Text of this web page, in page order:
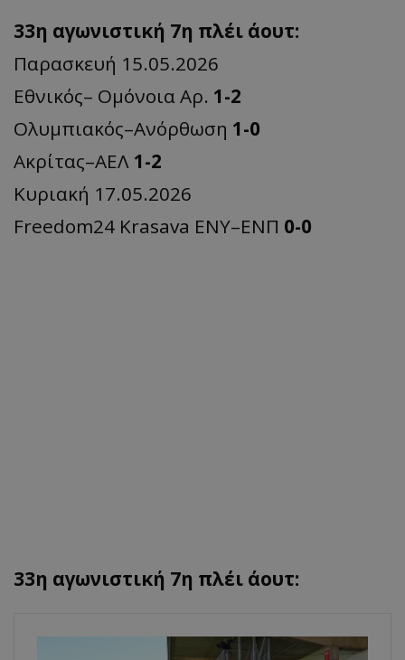
33η αγωνιστική 7η πλέι άουτ:
Παρασκευή 15.05.2026
Εθνικός– Ομόνοια Αρ. 1-2
Ολυμπιακός–Ανόρθωση 1-0
Ακρίτας–ΑΕΛ 1-2
Κυριακή 17.05.2026
Freedom24 Krasava ΕΝΥ–ΕΝΠ 0-0
33η αγωνιστική 7η πλέι άουτ: